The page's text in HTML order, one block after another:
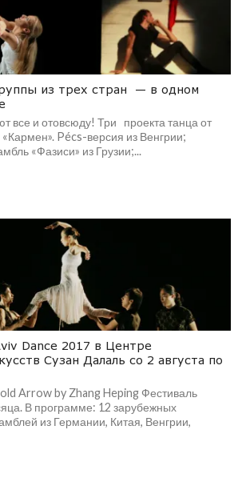
из трех стран — в одном
все и отовсюду! Три проекта танца от
Pécs-версия из Венгрии;
«Фазиси» из Грузии;...
Dance 2017 в Центре
Сузан Далаль со 2 августа по
Arrow by Zhang Heping Фестиваль
В программе: 12 зарубежных
из Германии, Китая, Венгрии,